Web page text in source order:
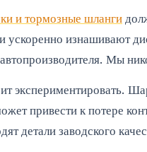
и тормозные шланги
ускоренно изнашивают
Мы
экспериментировать.
привести к потере
детали заводского